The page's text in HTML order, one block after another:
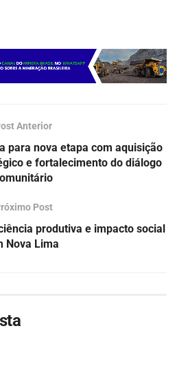
Anterior
para nova etapa com aquisição
e fortalecimento do diálogo
Post
produtiva e impacto social
Nova Lima